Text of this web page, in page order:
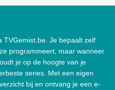
TVGemist.be. Je bepaalt zelf
programmeert, maar wanneer
je op de hoogte van je
series. Met een eigen
bij en ontvang je een e-